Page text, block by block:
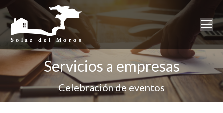
Servicios a empresas
Celebración de eventos